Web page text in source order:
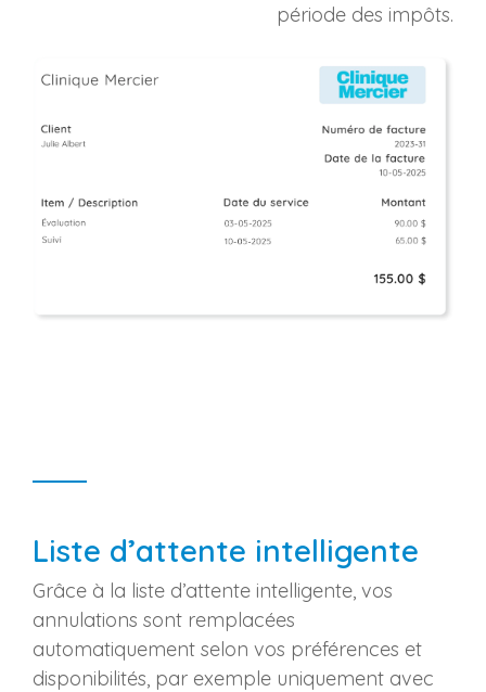
période des impôts.
Liste d’attente intelligente
Grâce à la liste d’attente intelligente, vos
annulations sont remplacées
automatiquement selon vos préférences et
disponibilités, par exemple uniquement avec